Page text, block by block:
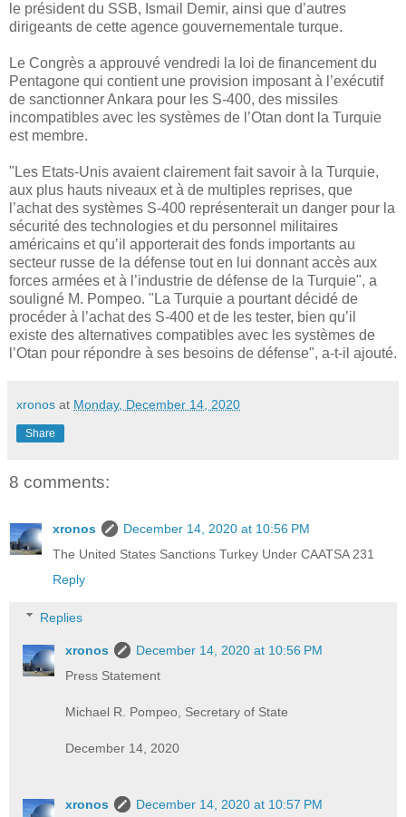
le président du SSB, Ismail Demir, ainsi que d’autres
dirigeants de cette agence gouvernementale turque.
Le Congrès a approuvé vendredi la loi de financement du
Pentagone qui contient une provision imposant à l’exécutif
de sanctionner Ankara pour les S-400, des missiles
incompatibles avec les systèmes de l’Otan dont la Turquie
est membre.
"Les Etats-Unis avaient clairement fait savoir à la Turquie,
aux plus hauts niveaux et à de multiples reprises, que
l’achat des systèmes S-400 représenterait un danger pour la
sécurité des technologies et du personnel militaires
américains et qu’il apporterait des fonds importants au
secteur russe de la défense tout en lui donnant accès aux
forces armées et à l’industrie de défense de la Turquie", a
souligné M. Pompeo. "La Turquie a pourtant décidé de
procéder à l’achat des S-400 et de les tester, bien qu’il
existe des alternatives compatibles avec les systèmes de
l’Otan pour répondre à ses besoins de défense", a-t-il ajouté.
xronos at Monday, December 14, 2020
Share
8 comments:
xronos
December 14, 2020 at 10:56 PM
The United States Sanctions Turkey Under CAATSA 231
Reply
Replies
xronos
December 14, 2020 at 10:56 PM
Press Statement
Michael R. Pompeo, Secretary of State
December 14, 2020
xronos December 14, 2020 at 10:57 PM